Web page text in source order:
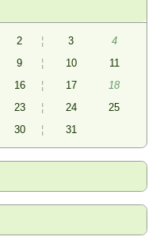
2 ¦ 3
4
9 ¦ 10
11
16 ¦ 17
18
23 ¦ 24
25
30 ¦ 31